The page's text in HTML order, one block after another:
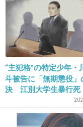
17. 匿名 2013/01/11(金) 15:50:15
あれ？近所のお
たんだｗ
18. 匿名2013/01/11(金) 15:50:25
“主犯格”の特定少年・
斗被告に「無期懲役」
決 江別大学生暴行